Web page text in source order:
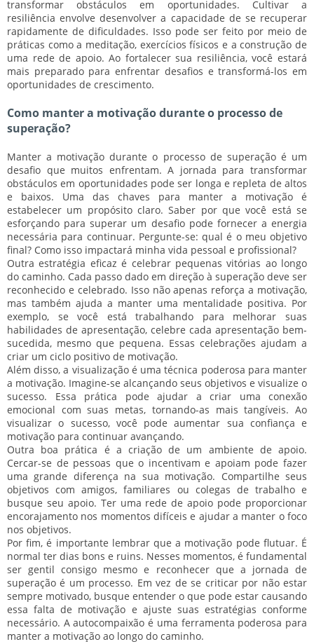
transformar obstáculos em oportunidades. Cultivar a
resiliência envolve desenvolver a capacidade de se recuperar
rapidamente de dificuldades. Isso pode ser feito por meio de
práticas como a meditação, exercícios físicos e a construção de
uma rede de apoio. Ao fortalecer sua resiliência, você estará
mais preparado para enfrentar desafios e transformá-los em
oportunidades de crescimento.
Como manter a motivação durante o processo de
superação?
Manter a motivação durante o processo de superação é um
desafio que muitos enfrentam. A jornada para transformar
obstáculos em oportunidades pode ser longa e repleta de altos
e baixos. Uma das chaves para manter a motivação é
estabelecer um propósito claro. Saber por que você está se
esforçando para superar um desafio pode fornecer a energia
necessária para continuar. Pergunte-se: qual é o meu objetivo
final? Como isso impactará minha vida pessoal e profissional?
Outra estratégia eficaz é celebrar pequenas vitórias ao longo
do caminho. Cada passo dado em direção à superação deve ser
reconhecido e celebrado. Isso não apenas reforça a motivação,
mas também ajuda a manter uma mentalidade positiva. Por
exemplo, se você está trabalhando para melhorar suas
habilidades de apresentação, celebre cada apresentação bem-
sucedida, mesmo que pequena. Essas celebrações ajudam a
criar um ciclo positivo de motivação.
Além disso, a visualização é uma técnica poderosa para manter
a motivação. Imagine-se alcançando seus objetivos e visualize o
sucesso. Essa prática pode ajudar a criar uma conexão
emocional com suas metas, tornando-as mais tangíveis. Ao
visualizar o sucesso, você pode aumentar sua confiança e
motivação para continuar avançando.
Outra boa prática é a criação de um ambiente de apoio.
Cercar-se de pessoas que o incentivam e apoiam pode fazer
uma grande diferença na sua motivação. Compartilhe seus
objetivos com amigos, familiares ou colegas de trabalho e
busque seu apoio. Ter uma rede de apoio pode proporcionar
encorajamento nos momentos difíceis e ajudar a manter o foco
nos objetivos.
Por fim, é importante lembrar que a motivação pode flutuar. É
normal ter dias bons e ruins. Nesses momentos, é fundamental
ser gentil consigo mesmo e reconhecer que a jornada de
superação é um processo. Em vez de se criticar por não estar
sempre motivado, busque entender o que pode estar causando
essa falta de motivação e ajuste suas estratégias conforme
necessário. A autocompaixão é uma ferramenta poderosa para
manter a motivação ao longo do caminho.